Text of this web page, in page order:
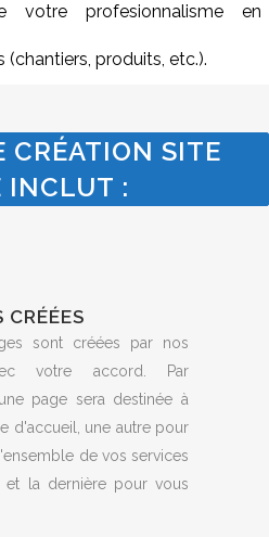
profesionnalisme en
produits, etc.).
CRÉATION SITE
INCLUT :
CRÉÉES
sont créées par nos
votre accord. Par
page sera destinée à
d'accueil, une autre pour
de vos services
la dernière pour vous